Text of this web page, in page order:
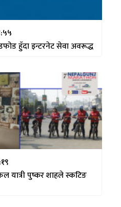
हुँदा इन्टरनेट सेवा अवरूद्ध
यात्री पुष्कर शाहले स्कटिङ